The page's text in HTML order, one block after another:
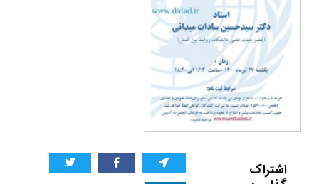
اشتراک